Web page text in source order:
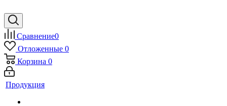
Сравнение0
Отложенные 0
Корзина 0
Продукция